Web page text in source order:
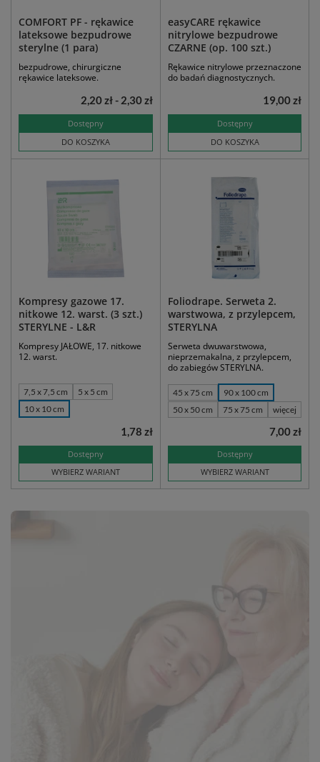
COMFORT PF - rękawice
lateksowe bezpudrowe
sterylne (1 para)
bezpudrowe, chirurgiczne
rękawice lateksowe.
Dostępny
DO KOSZYKA
2,20 zł - 2,30 zł
easyCARE rękawice
nitrylowe bezpudrowe
CZARNE (op. 100 szt.)
Rękawice nitrylowe przeznaczone
do badań diagnostycznych.
Dostępny
DO KOSZYKA
19,00 zł
Kompresy gazowe 17.
nitkowe 12. warst. (3 szt.)
STERYLNE - L&R
Kompresy JAŁOWE, 17. nitkowe
12. warst.
7,5 x 7,5 cm
5 x 5 cm
10 x 10 cm
Dostępny
WYBIERZ WARIANT
1,78 zł
Foliodrape. Serweta 2.
warstwowa, z przylepcem,
STERYLNA
Serweta dwuwarstwowa,
nieprzemakalna, z przylepcem,
do zabiegów STERYLNA.
45 x 75 cm
90 x 100 cm
50 x 50 cm
75 x 75 cm więcej
Dostępny
WYBIERZ WARIANT
7,00 zł